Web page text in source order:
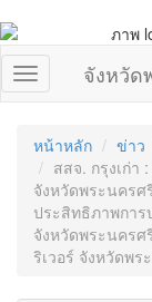
จังหวัด
หน้าหลัก ข่าว
สสจ. กรุงเก่
จังหวัดพระนคร
ประสิทธิภาพการ
จังหวัดพระนคร
ริเวอร์ จังหวัดพร